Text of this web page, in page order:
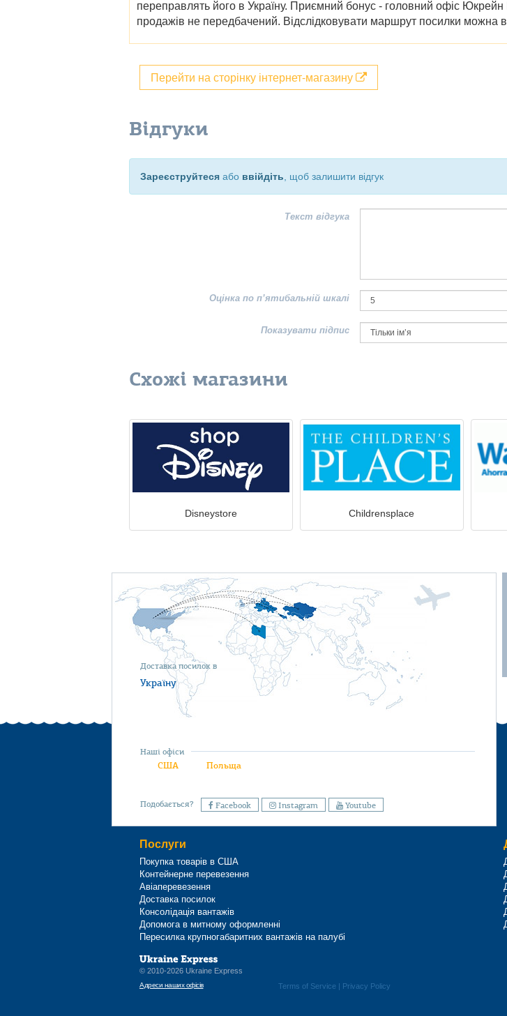
переправлять його в Україну. Приємний бонус - головний офіс
продажів не передбачений. Відслідковувати маршрут посилки можна в
Перейти на сторінку інтернет-магазину
Відгуки
Зареєструйтеся або ввійдіть , щоб залишити відгук
Текст відгука
Оцінка по п’ятибальній шкалі
Показувати підпис
Схожі магазини
Disneystore Childrensplace
Доставка посилок в
Україну
Наші офіси
США Польща
Подобається? Facebook Instagram Youtube
Послуги
Покупка товарів в США
Контейнерне перевезення
Авіаперевезення
Доставка посилок
Консолідація вантажів
Допомога в митному оформленні
Пересилка крупногабаритних вантажів на палубі
Terms of Service | Privacy Policy
© 2010-2026 Ukraine Express
Адреси наших офісів